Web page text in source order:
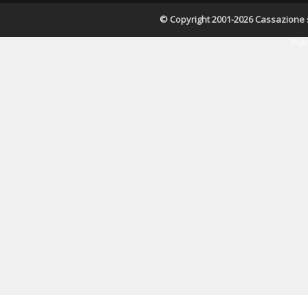
© Copyright 2001-2026 Cassazione